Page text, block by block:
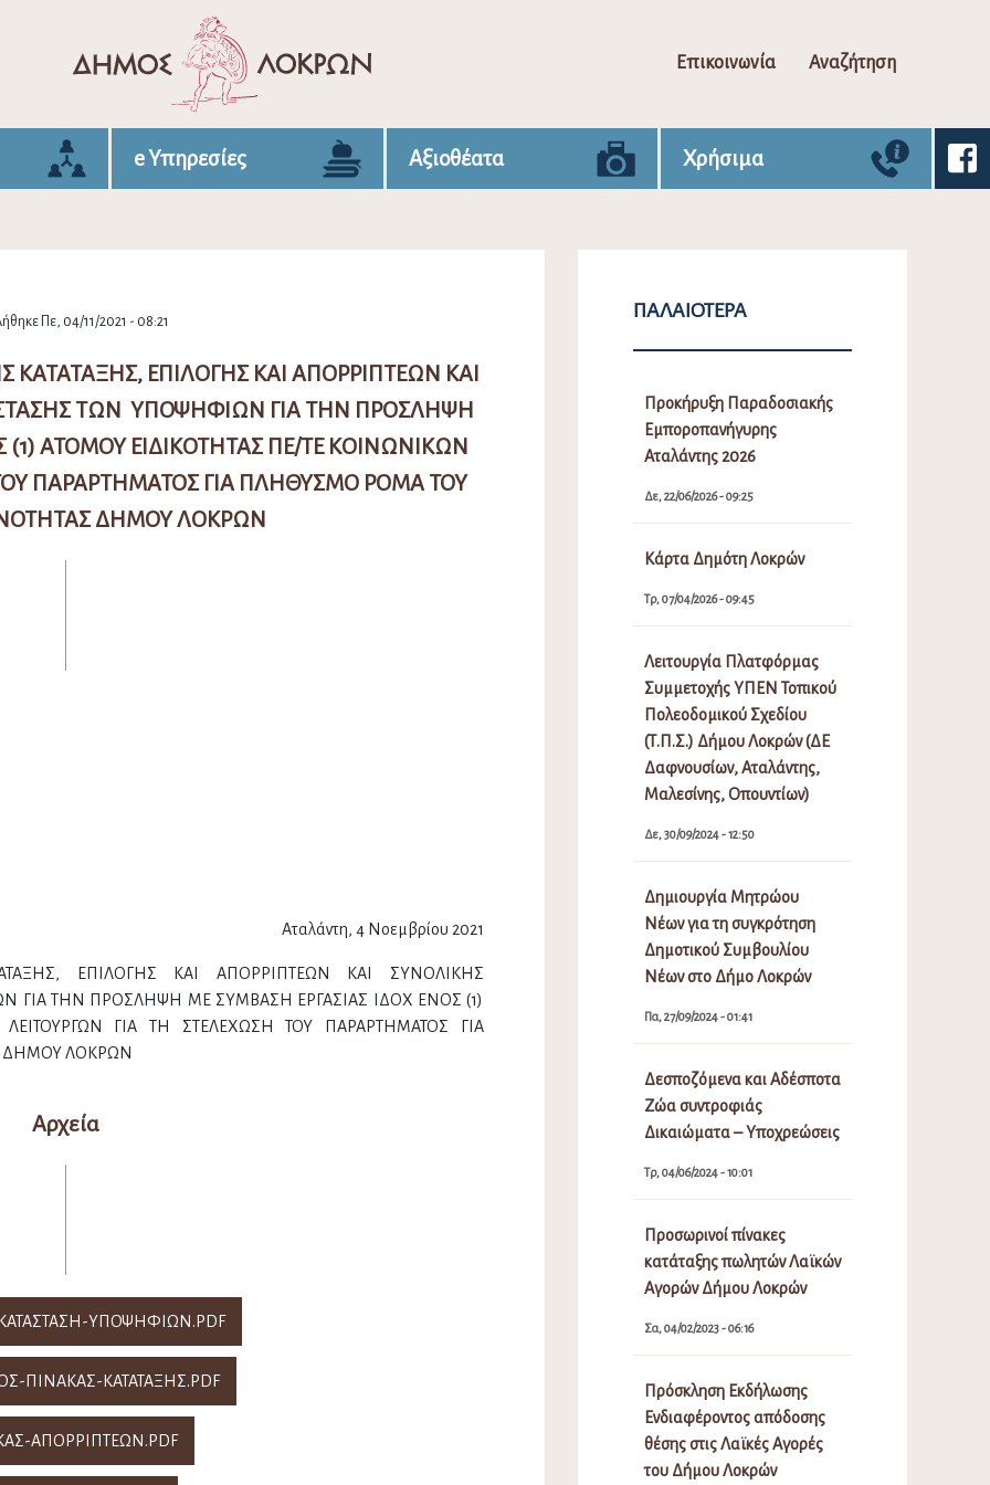
Επικοινωνία Αναζήτηση
e Υπηρεσίες Αξιοθέατα Χρήσιμα
Πε, 04/11/2021 - 08:21
ΕΠΙΛΟΓΗΣ ΚΑΙ ΑΠΟΡΡΙΠΤΕΩΝ ΚΑΙ
ΤΩΝ ΥΠΟΨΗΦΙΩΝ ΓΙΑ ΤΗΝ ΠΡΟΣΛΗΨΗ
(1) ΑΤΟΜΟΥ ΕΙΔΙΚΟΤΗΤΑΣ ΠΕ/ΤΕ ΚΟΙΝΩΝΙΚΩΝ
ΠΑΡΑΡΤΗΜΑΤΟΣ ΓΙΑ ΠΛΗΘΥΣΜΟ ΡΟΜΑ ΤΟΥ
ΔΗΜΟΥ ΛΟΚΡΩΝ
Αταλάντη, 4 Νοεμβρίου 2021
ΕΠΙΛΟΓΗΣ ΚΑΙ ΑΠΟΡΡΙΠΤΕΩΝ ΚΑΙ ΣΥΝΟΛΙΚΗΣ
ΓΙΑ ΤΗΝ ΠΡΟΣΛΗΨΗ ΜΕ ΣΥΜΒΑΣΗ ΕΡΓΑΣΙΑΣ ΙΔΟΧ ΕΝΟΣ (1)
ΓΙΑ ΤΗ ΣΤΕΛΕΧΩΣΗ ΤΟΥ ΠΑΡΑΡΤΗΜΑΤΟΣ ΓΙΑ
ΔΗΜΟΥ ΛΟΚΡΩΝ
Αρχεία
ΥΠΟΨΗΦΙΩΝ.PDF
ΠΙΝΑΚΑΣ-ΚΑΤΑΤΑΞΗΣ.PDF
ΑΠΟΡΡΙΠΤΕΩΝ.PDF
ΠΑΛΑΙΌΤΕΡΑ
Προκήρυξη Παραδοσιακής
Εμποροπανήγυρης
Αταλάντης 2026
Δε, 22/06/2026 - 09:25
Κάρτα Δημότη Λοκρών
Τρ, 07/04/2026 - 09:45
Λειτουργία Πλατφόρμας
Συμμετοχής ΥΠΕΝ Τοπικού
Πολεοδομικού Σχεδίου
(Τ.Π.Σ.) Δήμου Λοκρών (ΔΕ
Δαφνουσίων, Αταλάντης,
Μαλεσίνης, Οπουντίων)
Δε, 30/09/2024 - 12:50
Δημιουργία Μητρώου
Νέων για τη συγκρότηση
Δημοτικού Συμβουλίου
Νέων στο Δήμο Λοκρών
Πα, 27/09/2024 - 01:41
Δεσποζόμενα και Αδέσποτα
Ζώα συντροφιάς
Δικαιώματα – Υποχρεώσεις
Τρ, 04/06/2024 - 10:01
Προσωρινοί πίνακες
κατάταξης πωλητών Λαϊκών
Αγορών Δήμου Λοκρών
Σα, 04/02/2023 - 06:16
Πρόσκληση Εκδήλωσης
Ενδιαφέροντος απόδοσης
θέσης στις Λαϊκές Αγορές
του Δήμου Λοκρών